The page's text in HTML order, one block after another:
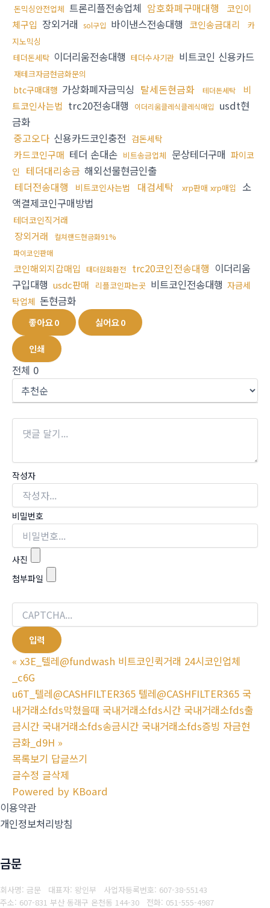
돈믹싱안전업체 트론리플전송업체 암호화폐구매대행
코인이
체구입 장외거래 sol구입 바이낸스전송대행 코인송금대리
카
지노믹싱
테더돈세탁 이더리움전송대행 테더수사기관 비트코인 신용카드
재테크자금현금화문의
btc구매대행 가상화폐자금믹싱 탈세돈현금화 테더돈세탁
비
트코인사는법 trc20전송대행 이더리움클레식클레식매입
usdt현
금화
중고오다 신용카드코인충전 검돈세탁
카드코인구매 테더 손대손 비트송금업체 문상테더구매 파이코
인
테더대리송금 해외선물현금인출
테더전송대행
비트코인사는법 대검세탁 xrp판매 xrp매입
소
액결제코인구매방법
테더코인직거래
장외거래
컬쳐랜드현금화91%
파이코인판매
코인해외지갑매입 태더원화환전 trc20코인전송대행 이더리움
구입대행 usdc판매 리플코인파는곳 비트코인전송대행 자금세
탁업체 돈현금화
좋아요0 싫어요0
인쇄
전체 0
작성자
비밀번호
사진
첨부파일
« x3E_텔레@fundwash 비트코인퀵거래 24시코인업체
_c6G
u6T_텔레@CASHFILTER365 텔레@CASHFILTER365 국
내거래소fds막혔을때 국내거래소fds시간 국내거래소fds출
금시간 국내거래소fds송금시간 국내거래소fds증빙 자금현
금화_d9H »
목록보기 답글쓰기
글수정 글삭제
Powered by KBoard
이용약관
개인정보처리방침
금문
회사명: 금문 대표자: 왕인부 사업자등록번호: 607-38-55143
주소: 607-831 부산 동래구 온천동 144-30 전화: 051-555-4987